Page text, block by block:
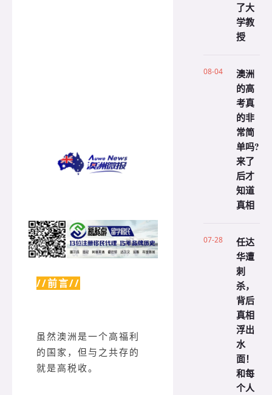
//前言//
虽然澳洲是一个高福利
的国家，但与之共存的
就是高税收。
了大
学教
授
08-04
澳洲
的高
考真
的非
常简
单吗?
来了
后才
知道
真相
07-28
任达
华遭
刺
杀，
背后
真相
浮出
水
面！
和每
个人